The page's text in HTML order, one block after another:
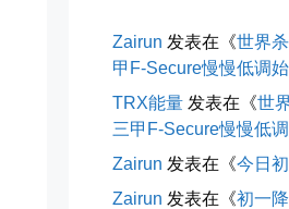
Zairun 发表在《世界
甲F-Secure慢慢低调
TRX能量 发表在《世
三甲F-Secure慢慢低
Zairun 发表在《今日
Zairun 发表在《初一
海边散步随手一拍
晚上出门散步，抬头